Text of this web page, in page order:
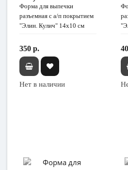
Форма для выпечки
разъемная с а/п покрытием
"Элин. Кулич" 14х10 см
350 р.
Нет в наличии